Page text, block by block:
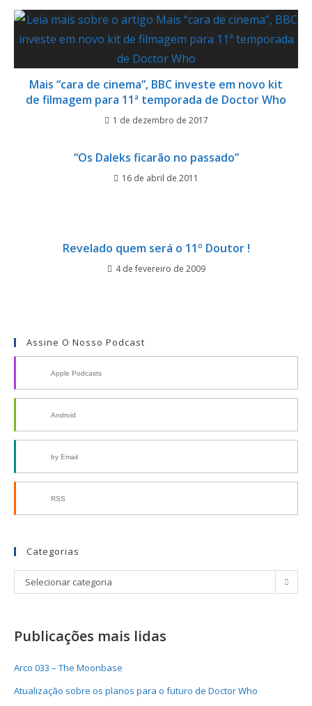
Mais “cara de cinema”, BBC investe em novo kit
de filmagem para 11ª temporada de Doctor Who
1 de dezembro de 2017
“Os Daleks ficarão no passado”
16 de abril de 2011
Revelado quem será o 11º Doutor !
4 de fevereiro de 2009
Assine O Nosso Podcast
Apple Podcasts
Android
by Email
RSS
Categorias
Selecionar categoria
Publicações mais lidas
Arco 033 – The Moonbase
Atualização sobre os planos para o futuro de Doctor Who